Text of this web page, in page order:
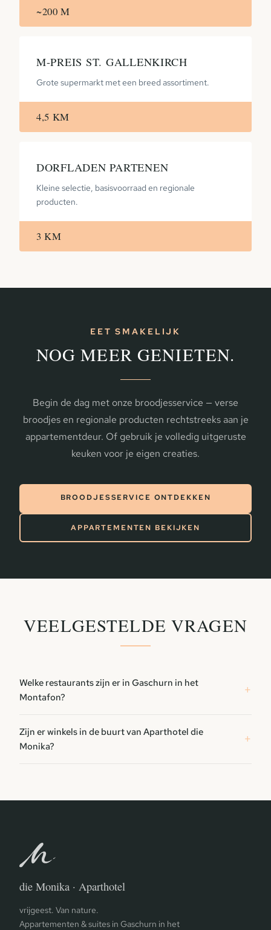
~200 M
M-PREIS ST. GALLENKIRCH
Grote supermarkt met een breed assortiment.
4,5 KM
DORFLADEN PARTENEN
Kleine selectie, basisvoorraad en regionale
producten.
3 KM
EET SMAKELIJK
NOG MEER GENIETEN.
Begin de dag met onze broodjesservice — verse
broodjes en regionale producten rechtstreeks aan je
appartementdeur. Of gebruik je volledig uitgeruste
keuken voor je eigen creaties.
BROODJESSERVICE ONTDEKKEN
APPARTEMENTEN BEKIJKEN
VEELGESTELDE VRAGEN
Welke restaurants zijn er in Gaschurn in het
Montafon?
Zijn er winkels in de buurt van Aparthotel die
Monika?
die Monika · Aparthotel
vrijgeest. Van nature.
Appartementen & suites in Gaschurn in het